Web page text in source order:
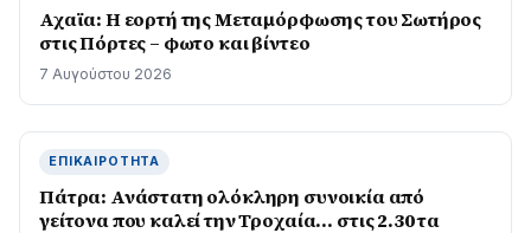
Αχαϊα: Η εορτή της Μεταμόρφωσης του Σωτήρος
στις Πόρτες – φωτο και βίντεο
7 Αυγούστου 2026
ΕΠΙΚΑΙΡΌΤΗΤΑ
Πάτρα: Ανάστατη ολόκληρη συνοικία από
γείτονα που καλεί την Τροχαία… στις 2.30 τα